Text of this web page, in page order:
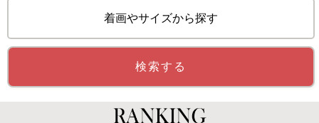
着画やサイズから探す
検索する